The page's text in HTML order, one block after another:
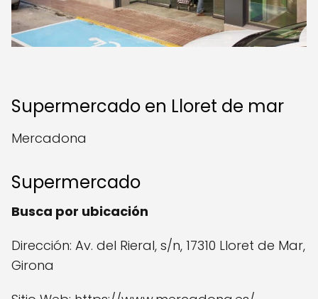
Supermercado en Lloret de mar
Mercadona
Supermercado
Busca por ubicación
Dirección: Av. del Rieral, s/n, 17310 Lloret de Mar,
Girona